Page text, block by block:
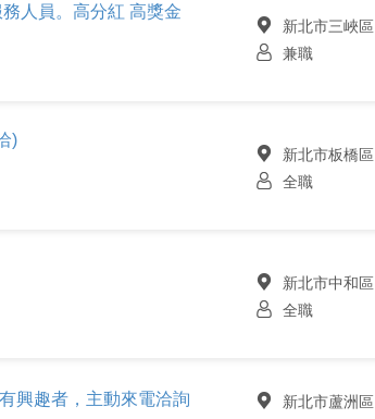
人員。高分紅 高獎金
新北市三峽區
兼職
)
新北市板橋區
全職
新北市中和區
全職
興趣者，主動來電洽詢 新北市蘆洲區